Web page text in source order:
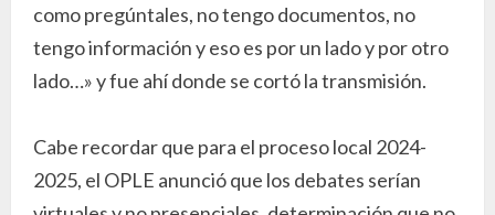
como pregúntales, no tengo documentos, no
tengo información y eso es por un lado y por otro
lado…» y fue ahí donde se cortó la transmisión.
Cabe recordar que para el proceso local 2024-
2025, el OPLE anunció que los debates serían